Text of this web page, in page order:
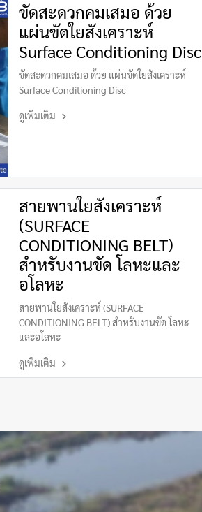
ขัดสะดวกคมเสมอ ด้วย
แผ่นขัดใยสังเคราะห์
Surface Conditioning Disc
ขัดสะดวกคมเสมอ ด้วย แผ่นขัดใยสังเคราะห์
Surface Conditioning Disc
ดูเพิ่มเติม
สายพานใยสังเคราะห์
(SURFACE
CONDITIONING BELT)
สำหรับงานขัด โลหะและ
อโลหะ
สายพานใยสังเคราะห์ (SURFACE
CONDITIONING BELT) สำหรับงานขัด โลหะ
และอโลหะ
ดูเพิ่มเติม